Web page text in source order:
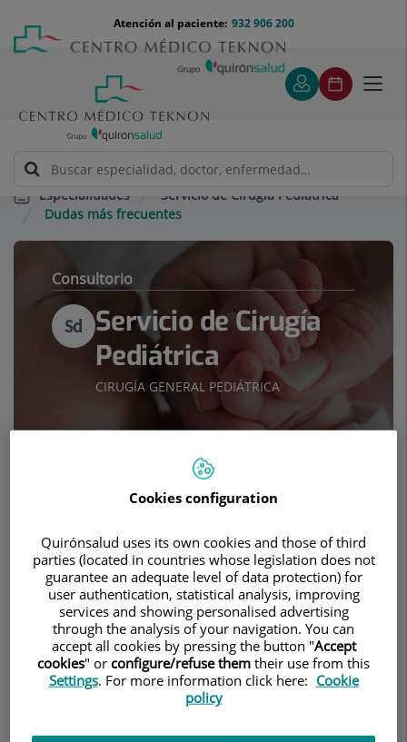
contenido
Menú
teléfono
cabecera
932 906 200
Atención al paciente:
Especialidades
Servicio de Cirugía Pediátrica
Dudas más frecuentes
Consultorio
Sd
Servicio de Cirugía
Pediátrica
CIRUGÍA GENERAL PEDIÁTRICA
Horario
Pedir cita
Dudas más frecuentes
¿En qué consiste la fimosis?
Cookies configuration
Quirónsalud uses its own cookies and those of third
parties (located in countries whose legislation does not
guarantee an adequate level of data protection) for
user authentication, statistical analysis, improving
services and showing personalised advertising
through the analysis of your navigation. You can
accept all cookies by pressing the button "Accept
cookies" or configure/refuse them their use from this
Settings. For more information click here: Cookie
policy